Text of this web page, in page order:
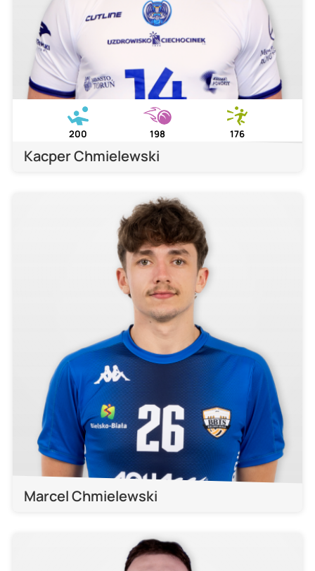
200 198 176
Kacper Chmielewski
Marcel Chmielewski